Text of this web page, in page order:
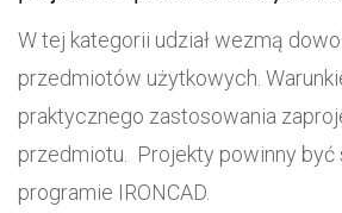
W tej kategorii udział wezmą
przedmiotów użytkowych.
praktycznego zastosowania
przedmiotu. Projekty powinny być
programie IRONCAD.